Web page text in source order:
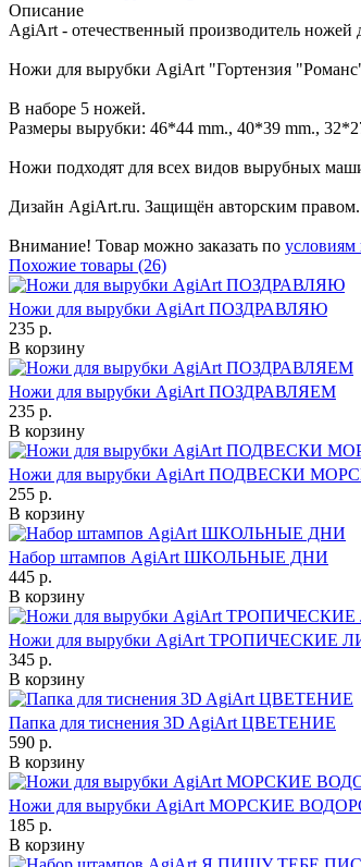
Описание
AgiArt - отечественный производитель ножей
Ножи для вырубки AgiArt "Гортензия
В наборе 5 ножей.
Размеры вырубки: 46*44 mm., 40*39 mm.,
Ножи подходят для всех видов вырубных
Дизайн AgiArt.ru. Защищён авторским правом.
Внимание! Товар можно заказать по условиям
Похожие товары (26)
Ножи для вырубки AgiArt ПОЗДРАВЛЯЮ
235 р.
В корзину
Ножи для вырубки AgiArt ПОЗДРАВЛЯЕМ
235 р.
В корзину
Ножи для вырубки AgiArt ПОДВЕСКИ
255 р.
В корзину
Набор штампов AgiArt ШКОЛЬНЫЕ ДНИ
445 р.
В корзину
Ножи для вырубки AgiArt ТРОПИЧЕСКИЕ
345 р.
В корзину
Папка для тиснения 3D AgiArt ЦВЕТЕНИЕ
590 р.
В корзину
Ножи для вырубки AgiArt МОРСКИЕ
185 р.
В корзину